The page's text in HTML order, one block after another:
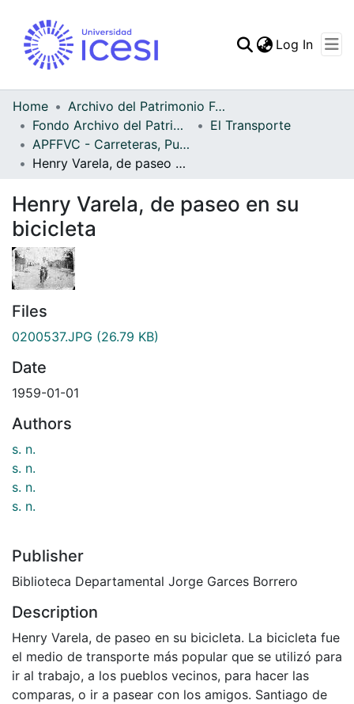
Statistics
Log In
Home
Archivo del Patrimonio Fotográfico y Fílmico del Valle del Cauca
Fondo Archivo del Patrimonio Fotográfico y Fílmico del Valle del Cauca
El Transporte
APFFVC - Carreteras, Puentes - Patrimonial
Henry Varela, de paseo en su bicicleta
Henry Varela, de paseo en su
bicicleta
Files
0200537.JPG (26.79 KB)
Date
1959-01-01
Authors
s. n.
s. n.
s. n.
s. n.
Publisher
Biblioteca Departamental Jorge Garces Borrero
Description
Henry Varela, de paseo en su bicicleta. La bicicleta fue
el medio de transporte más popular que se utilizó para
ir al trabajo, a los pueblos vecinos, para hacer las
comparas, o ir a pasear con los amigos. Santiago de